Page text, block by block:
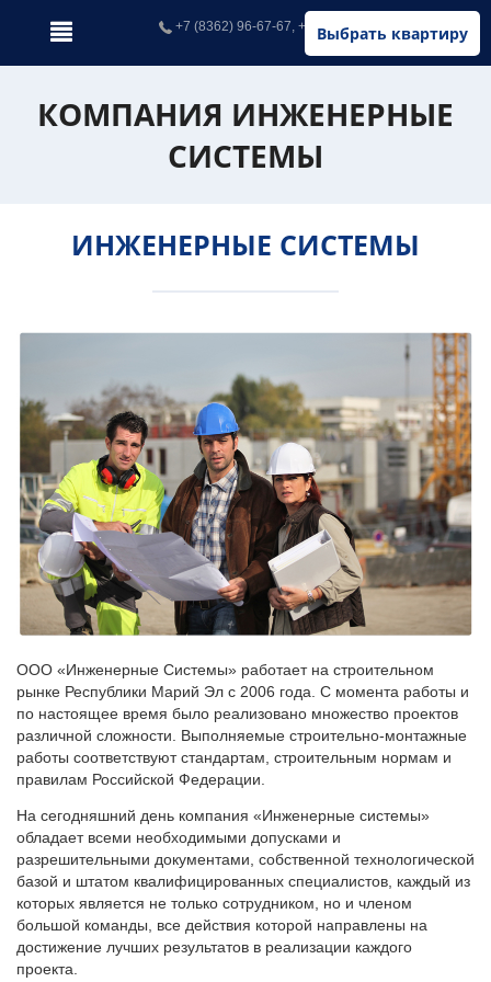
Выбрать квартиру
+7 (8362) 96-67-67, +7 (902) 326-67-67
КОМПАНИЯ ИНЖЕНЕРНЫЕ
СИСТЕМЫ
ИНЖЕНЕРНЫЕ СИСТЕМЫ
ООО «Инженерные Системы» работает на строительном
рынке Республики Марий Эл с 2006 года. С момента работы и
по настоящее время было реализовано множество проектов
различной сложности. Выполняемые строительно-монтажные
работы соответствуют стандартам, строительным нормам и
правилам Российской Федерации.
На сегодняшний день компания «Инженерные системы»
обладает всеми необходимыми допусками и
разрешительными документами, собственной технологической
базой и штатом квалифицированных специалистов, каждый из
которых является не только сотрудником, но и членом
большой команды, все действия которой направлены на
достижение лучших результатов в реализации каждого
проекта.